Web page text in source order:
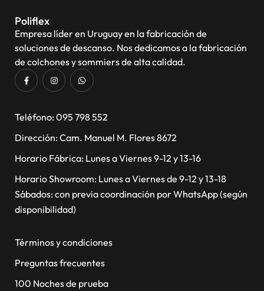
Poliflex
Empresa líder en Uruguay en la fabricación de
soluciones de descanso. Nos dedicamos a la fabricación
de colchones y sommiers de alta calidad.
​Teléfono: 095 798 552
Dirección: Cam. Manuel M. Flores 8672
Horario Fábrica: Lunes a Viernes 9-12 y 13-16
Horario Showroom: Lunes a Viernes de 9-12 y 13-18
Sábados: con previa coordinación por WhatsApp (según
disponibilidad)
Términos y condiciones
Preguntas frecuentes
100 Noches de prueba